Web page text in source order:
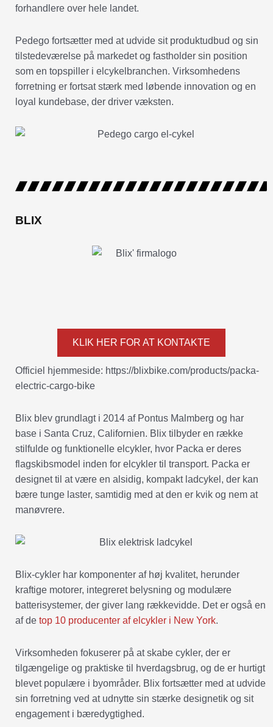
forhandlere over hele landet.
Pedego fortsætter med at udvide sit produktudbud og sin
tilstedeværelse på markedet og fastholder sin position
som en topspiller i elcykelbranchen. Virksomhedens
forretning er fortsat stærk med løbende innovation og en
loyal kundebase, der driver væksten.
BLIX
KLIK HER FOR AT KONTAKTE
Officiel hjemmeside: https://blixbike.com/products/packa-
electric-cargo-bike
Blix blev grundlagt i 2014 af Pontus Malmberg og har
base i Santa Cruz, Californien. Blix tilbyder en række
stilfulde og funktionelle elcykler, hvor Packa er deres
flagskibsmodel inden for elcykler til transport. Packa er
designet til at være en alsidig, kompakt ladcykel, der kan
bære tunge laster, samtidig med at den er kvik og nem at
manøvrere.
Blix-cykler har komponenter af høj kvalitet, herunder
kraftige motorer, integreret belysning og modulære
batterisystemer, der giver lang rækkevidde. Det er også en
af de top 10 producenter af elcykler i New York.
Virksomheden fokuserer på at skabe cykler, der er
tilgængelige og praktiske til hverdagsbrug, og de er hurtigt
blevet populære i byområder. Blix fortsætter med at udvide
sin forretning ved at udnytte sin stærke designetik og sit
engagement i bæredygtighed.